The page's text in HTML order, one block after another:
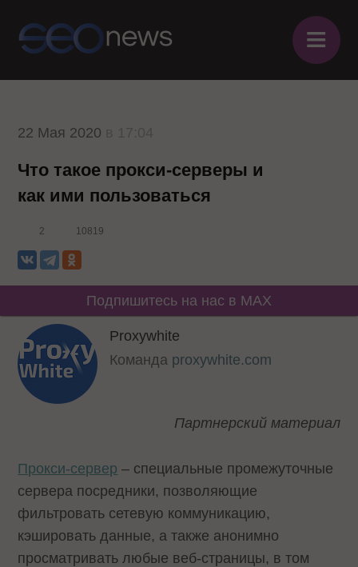
≡
22 Мая 2020
Что такое прокси-серверы и
как ими пользоваться
2 10819
Подпишитесь на нас в MAX
Proxywhite
Команда proxywhite.com
Партнерский материал
Прокси-сервер – специальные промежуточные
сервера посредники, позволяющие
фильтровать сетевую коммуникацию,
кэшировать данные, а также анонимно
просматривать любые веб-страницы, в том